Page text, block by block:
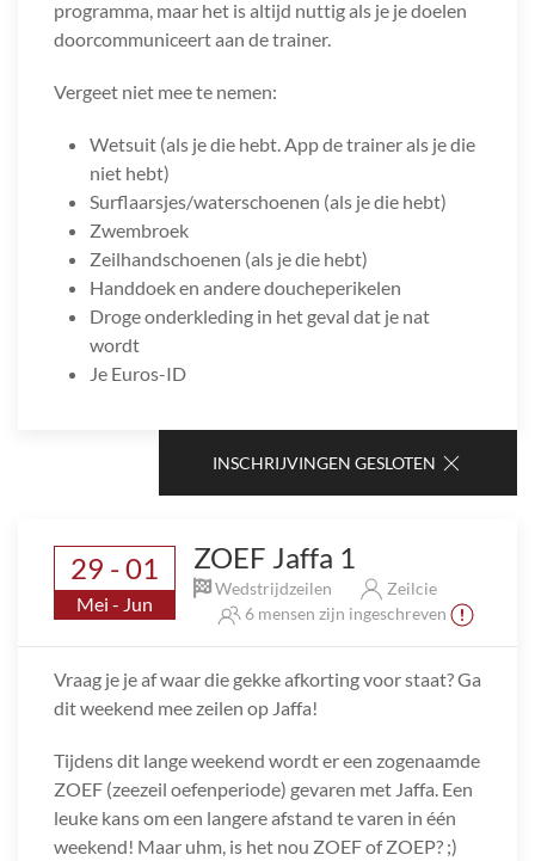
programma, maar het is altijd nuttig als je je doelen
doorcommuniceert aan de trainer.
Vergeet niet mee te nemen:
Wetsuit (als je die hebt. App de trainer als je die
niet hebt)
Surflaarsjes/waterschoenen (als je die hebt)
Zwembroek
Zeilhandschoenen (als je die hebt)
Handdoek en andere doucheperikelen
Droge onderkleding in het geval dat je nat
wordt
Je Euros-ID
INSCHRIJVINGEN GESLOTEN
29 - 01
Mei - Jun
ZOEF Jaffa 1
Wedstrijdzeilen
Zeilcie
6 mensen zijn ingeschreven
Vraag je je af waar die gekke afkorting voor staat? Ga
dit weekend mee zeilen op Jaffa!
Tijdens dit lange weekend wordt er een zogenaamde
ZOEF (zeezeil oefenperiode) gevaren met Jaffa. Een
leuke kans om een langere afstand te varen in één
weekend! Maar uhm, is het nou ZOEF of ZOEP? ;)